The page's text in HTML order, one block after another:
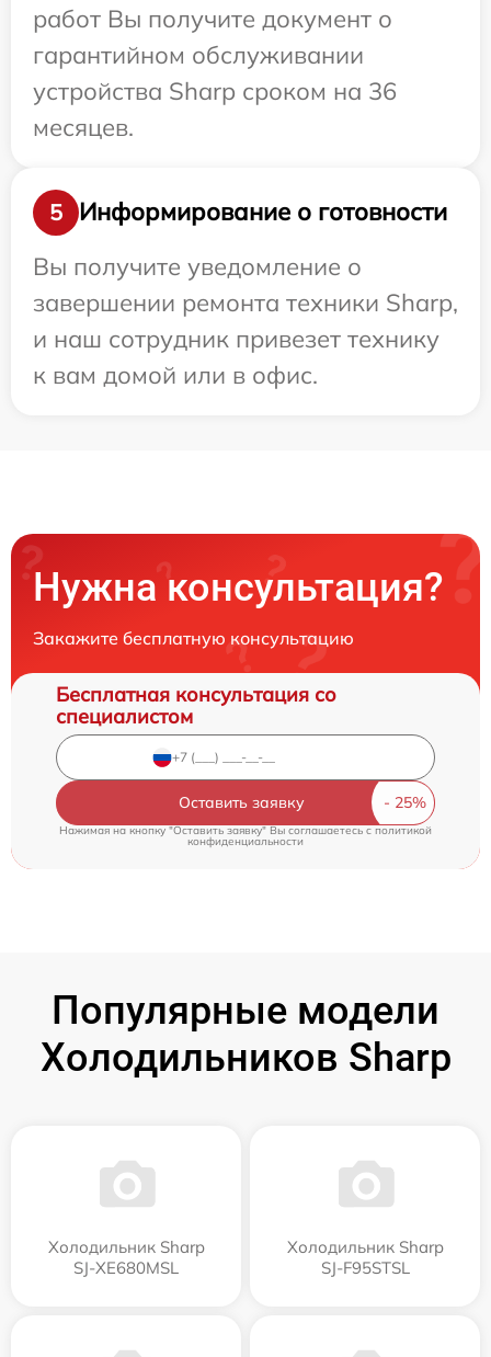
работ Вы получите документ о
гарантийном обслуживании
устройства Sharp сроком на 36
месяцев.
5
Информирование о готовности
Вы получите уведомление о
завершении ремонта техники Sharp,
и наш сотрудник привезет технику
к вам домой или в офис.
Нужна консультация?
Закажите бесплатную консультацию
Бесплатная консультация со
специалистом
Оставить заявку
Нажимая на кнопку "Оставить заявку" Вы соглашаетесь cполитикой
конфиденциальности
Популярные модели
Холодильников Sharp
Холодильник Sharp
SJ-XE680MSL
Холодильник Sharp
SJ-F95STSL